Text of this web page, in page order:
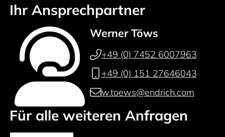
Ihr Ansprechpartner
Werner Töws
+49 (0) 7452 6007963
+49 (0) 151 27646043
w.toews@endrich.com
Für alle weiteren Anfragen